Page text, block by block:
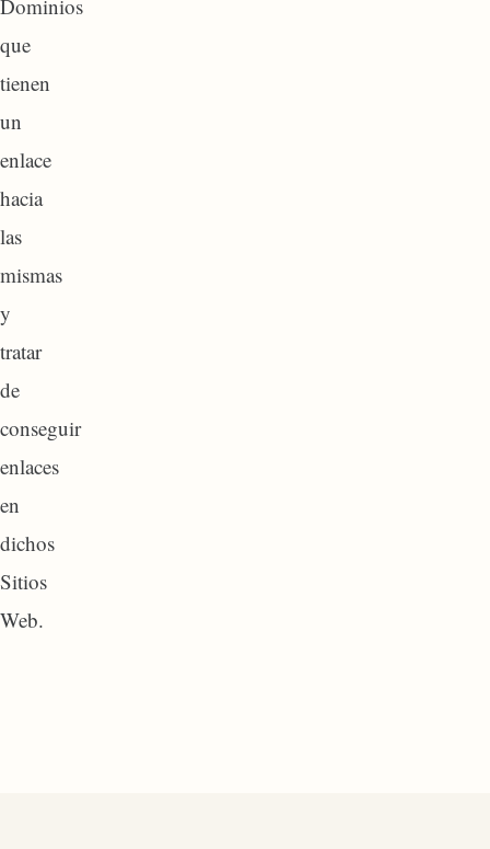
Dominios
que
tienen
un
enlace
hacia
las
mismas
y
tratar
de
conseguir
enlaces
en
dichos
Sitios
Web.